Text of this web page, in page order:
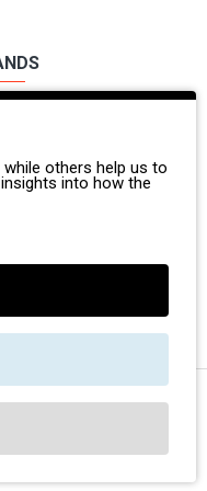
others help us to
into how the